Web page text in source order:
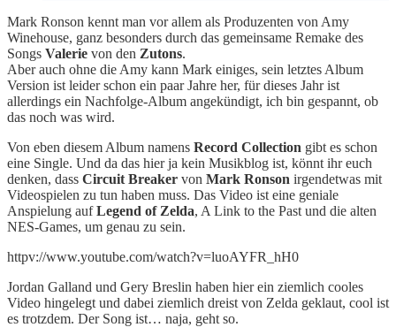
Mark Ronson kennt man vor allem als Produzenten von Amy
Winehouse, ganz besonders durch das gemeinsame Remake des
Songs Valerie von den Zutons.
Aber auch ohne die Amy kann Mark einiges, sein letztes Album
Version ist leider schon ein paar Jahre her, für dieses Jahr ist
allerdings ein Nachfolge-Album angekündigt, ich bin gespannt, ob
das noch was wird.
Von eben diesem Album namens Record Collection gibt es schon
eine Single. Und da das hier ja kein Musikblog ist, könnt ihr euch
denken, dass Circuit Breaker von Mark Ronson irgendetwas mit
Videospielen zu tun haben muss. Das Video ist eine geniale
Anspielung aufLegend of Zelda, A Link to the Past und die alten
NES-Games, um genau zu sein.
httpv://www.youtube.com/watch?v=luoAYFR_hH0
Jordan Galland und Gery Breslin haben hier ein ziemlich cooles
Video hingelegt und dabei ziemlich dreist von Zelda geklaut, cool ist
es trotzdem. Der Song ist… naja, geht so.